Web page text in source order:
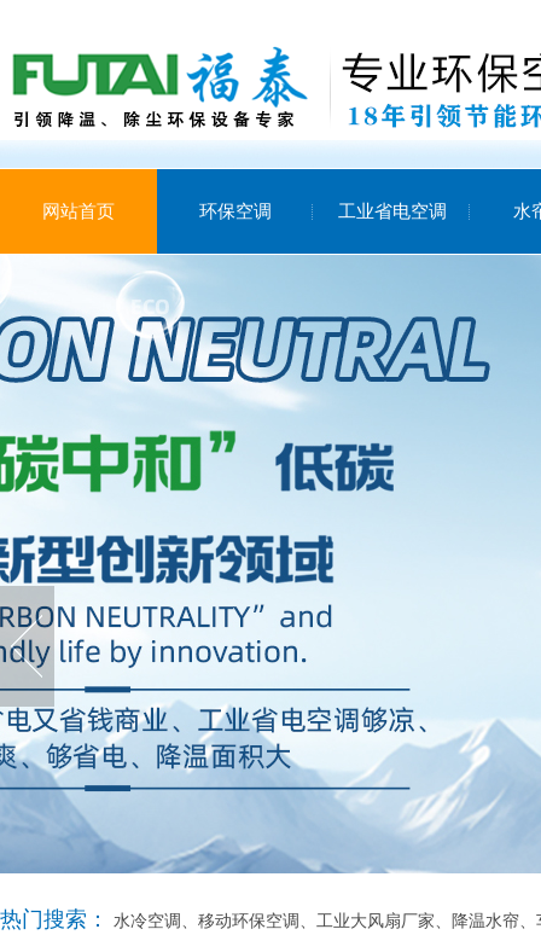
网站首页 环保空调 工业省电空调 水
热门搜索： 水冷空调、移动环保空调、工业大风扇厂家、降温水帘